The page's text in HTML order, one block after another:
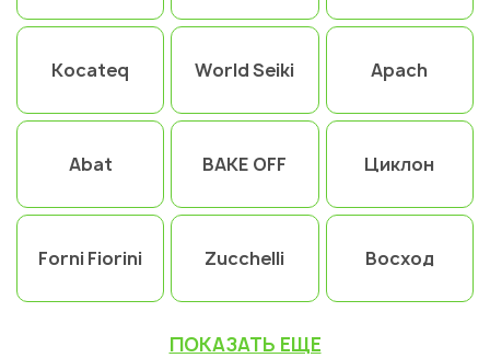
Kocateq World Seiki Apach
Abat BAKE OFF Циклон
Forni Fiorini Zucchelli Восход
ПОКАЗАТЬ ЕЩЕ